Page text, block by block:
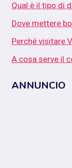
Qual è il tipo di
Dove mettere
Perché visitare
A cosa serve il
ANNUNCIO